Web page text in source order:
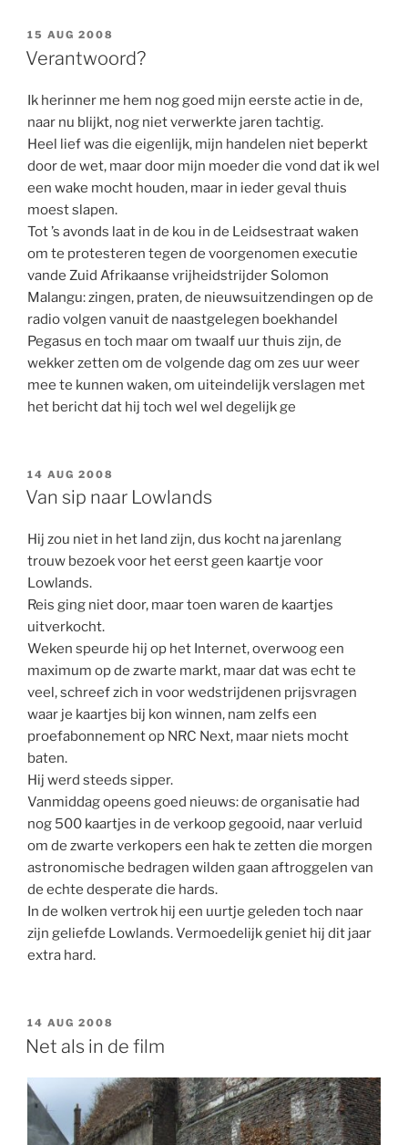
GEPLAATST
OP
15 AUG 2008
Verantwoord?
Ik herinner me hem nog goed mijn eerste actie in de,
naar nu blijkt, nog niet verwerkte jaren tachtig.
Heel lief was die eigenlijk, mijn handelen niet beperkt
door de wet, maar door mijn moeder die vond dat ik wel
een wake mocht houden, maar in ieder geval thuis
moest slapen.
Tot ’s avonds laat in de kou in de Leidsestraat waken
om te protesteren tegen de voorgenomen executie
vande Zuid Afrikaanse vrijheidstrijder Solomon
Malangu: zingen, praten, de nieuwsuitzendingen op de
radio volgen vanuit de naastgelegen boekhandel
Pegasus en toch maar om twaalf uur thuis zijn, de
wekker zetten om de volgende dag om zes uur weer
mee te kunnen waken, om uiteindelijk verslagen met
het bericht dat hij toch wel wel degelijk ge
GEPLAATST
OP
14 AUG 2008
Van sip naar Lowlands
Hij zou niet in het land zijn, dus kocht na jarenlang
trouw bezoek voor het eerst geen kaartje voor
Lowlands.
Reis ging niet door, maar toen waren de kaartjes
uitverkocht.
Weken speurde hij op het Internet, overwoog een
maximum op de zwarte markt, maar dat was echt te
veel, schreef zich in voor wedstrijdenen prijsvragen
waar je kaartjes bij kon winnen, nam zelfs een
proefabonnement op NRC Next, maar niets mocht
baten.
Hij werd steeds sipper.
Vanmiddag opeens goed nieuws: de organisatie had
nog 500 kaartjes in de verkoop gegooid, naar verluid
om de zwarte verkopers een hak te zetten die morgen
astronomische bedragen wilden gaan aftroggelen van
de echte desperate die hards.
In de wolken vertrok hij een uurtje geleden toch naar
zijn geliefde Lowlands. Vermoedelijk geniet hij dit jaar
extra hard.
GEPLAATST
OP
14 AUG 2008
Net als in de film